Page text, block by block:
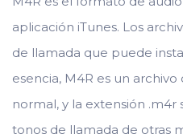
aplicación iTunes. Los
de llamada que puede
esencia, M4R es un
normal, y la extensión .m4r
tonos de llamada de otras